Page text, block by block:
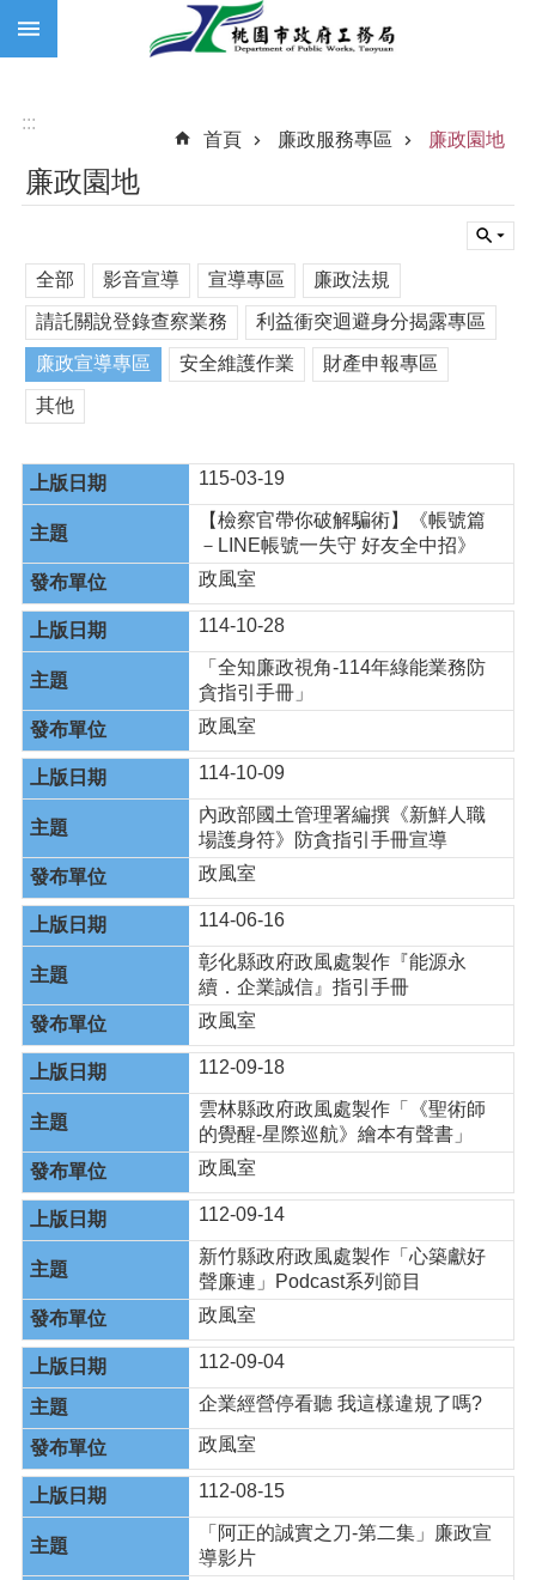
跳到主要內容區塊
:::
首頁
廉政服務專區 廉政園地
廉政園地
全部 影音宣導 宣導專區 廉政法規
請託關說登錄查察業務 利益衝突迴避身分揭露專區
廉政宣導專區 安全維護作業 財產申報專區
其他
115-03-19
【檢察官帶你破解騙術】《帳號篇
－LINE帳號一失守 好友全中招》
政風室
114-10-28
「全知廉政視角-114年綠能業務防
貪指引手冊」
政風室
114-10-09
內政部國土管理署編撰《新鮮人職
場護身符》防貪指引手冊宣導
政風室
114-06-16
彰化縣政府政風處製作『能源永
續．企業誠信』指引手冊
政風室
112-09-18
雲林縣政府政風處製作「《聖術師
的覺醒-星際巡航》繪本有聲書」
政風室
112-09-14
新竹縣政府政風處製作「心築獻好
聲廉連」Podcast系列節目
政風室
112-09-04
企業經營停看聽 我這樣違規了嗎?
政風室
112-08-15
「阿正的誠實之刀-第二集」廉政宣
導影片